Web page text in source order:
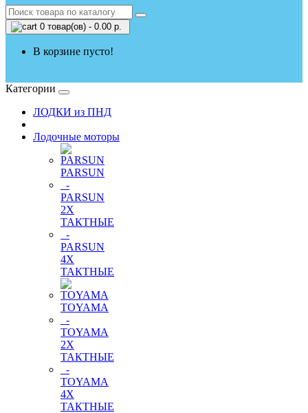
0 товар(ов) - 0.00 р.
В корзине пусто!
Категории
ЛОДКИ из ПНД
Лодочные моторы
PARSUN
-
PARSUN
2Х
ТАКТНЫЕ
-
PARSUN
4Х
ТАКТНЫЕ
TOYAMA
-
TOYAMA
2Х
ТАКТНЫЕ
-
TOYAMA
4Х
ТАКТНЫЕ